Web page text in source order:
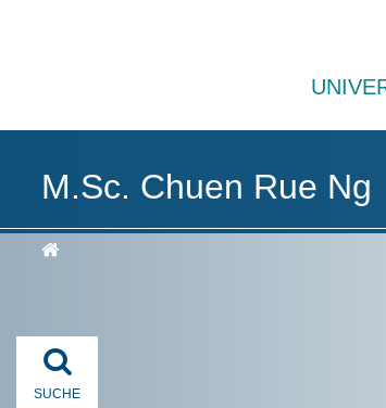
M.Sc. Chuen Rue Ng
SUCHE